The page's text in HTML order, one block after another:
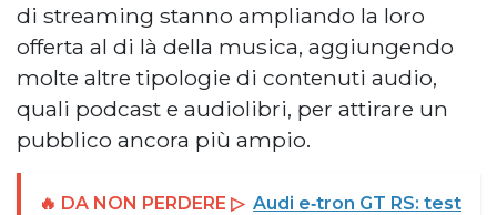
di streaming stanno ampliando la loro
offerta al di là della musica, aggiungendo
molte altre tipologie di contenuti audio,
quali podcast e audiolibri, per attirare un
pubblico ancora più ampio.
🔥 DA NON PERDERE ▷ Audi e‑tron GT RS: test